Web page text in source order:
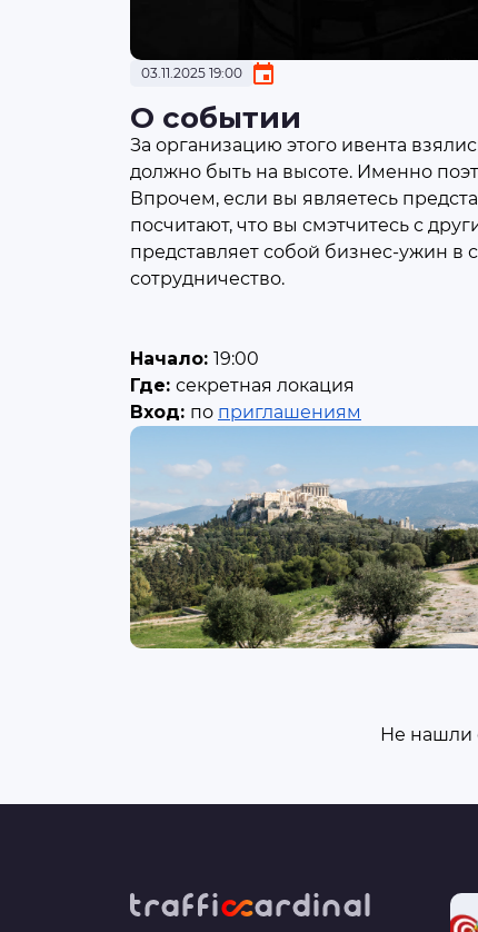
03.11.2025 19:00
О событии
За организацию этого ивента
должно быть на высоте. Именно
Впрочем, если вы являетесь
посчитают, что вы смэтчитесь с
представляет собой бизнес-ужин в
сотрудничество.
Начало: 19:00
Где: секретная локация
Вход: по приглашениям
Не нашли